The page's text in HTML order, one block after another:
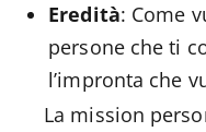
Eredità: Come
persone che ti
l’impronta che
La mission